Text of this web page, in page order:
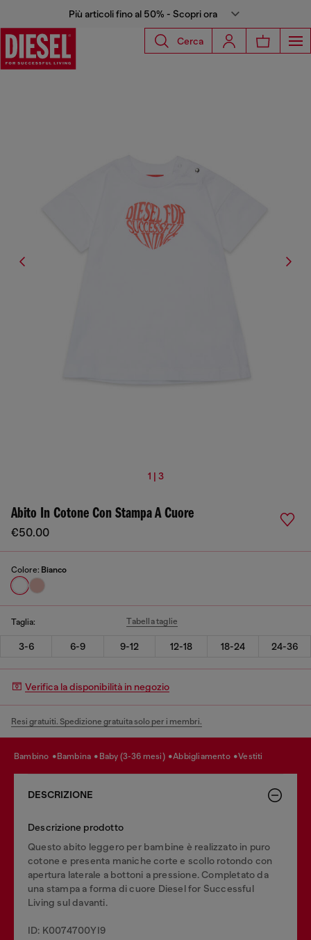
Più articoli fino al 50% - Scopri ora
Cerca
1 | 3
Abito In Cotone Con Stampa A Cuore
€50.00
Colore: Bianco
Taglia: Tabella taglie
3-6 6-9 9-12 12-18 18-24 24-36
Verifica la disponibilità in negozio
Resi gratuiti. Spedizione gratuita solo per i membri.
bambino bambina baby (3-36 mesi) abbigliamento vestiti
DESCRIZIONE
Descrizione prodotto
Questo abito leggero per bambine è realizzato in puro
cotone e presenta maniche corte e scollo rotondo con
apertura laterale a bottoni a pressione. Completato da
una stampa a forma di cuore Diesel for Successful
Living sul davanti.
ID: K0074700YI9